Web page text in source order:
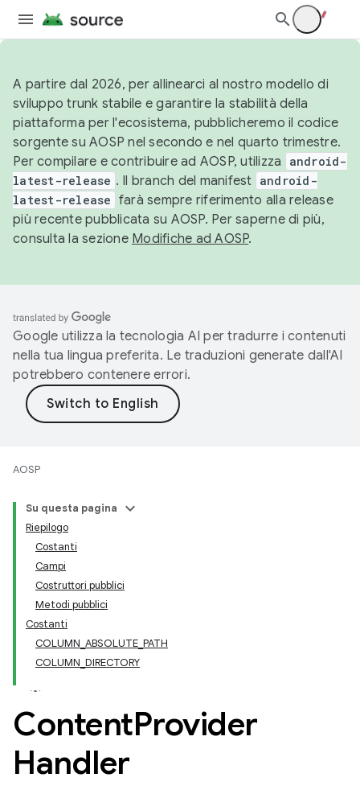
A partire dal 2026, per allinearci al nostro modello di
sviluppo trunk stabile e garantire la stabilità della
piattaforma per l'ecosistema, pubblicheremo il codice
sorgente su AOSP nel secondo e nel quarto trimestre.
Per compilare e contribuire ad AOSP, utilizza
android-
latest-release . Il branch del manifest android-
latest-release farà sempre riferimento alla release
più recente pubblicata su AOSP. Per saperne di più,
consulta la sezione Modifiche ad AOSP.
Google utilizza la tecnologia AI per tradurre i contenuti
nella tua lingua preferita. Le traduzioni generate dall'AI
potrebbero contenere errori.
AOSP
Su questa pagina
Riepilogo
Costanti
Campi
Costruttori pubblici
Metodi pubblici
Costanti
COLUMN_ABSOLUTE_PATH
COLUMN_DIRECTORY
ContentProvider
Handler